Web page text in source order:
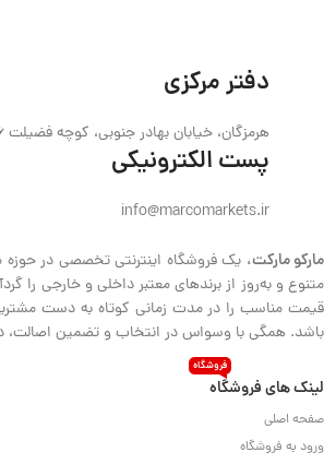
دفتر مرکزی
هرمزگان، خیابان بهادر جنوبی، کوچه فضیلت 6 ، پلاک 62 ، طبقه همکف، ساختمان حیدری
پست الکترونیکی
info@marcomarkets.ir
مارکو مارکت، یک فروشگاه اینترنتی تخصصی در
متنوع و به‌روز از برندهای معتبر داخلی و خارجی را
قیمت مناسب را در مدت زمانی کوتاه به دست
باشد. همگی با وسواس در انتخاب و تضمین اصالت، در
لینک های فروشگاه
فروشگاه
صفحه اصلی
ورود به فروشگاه